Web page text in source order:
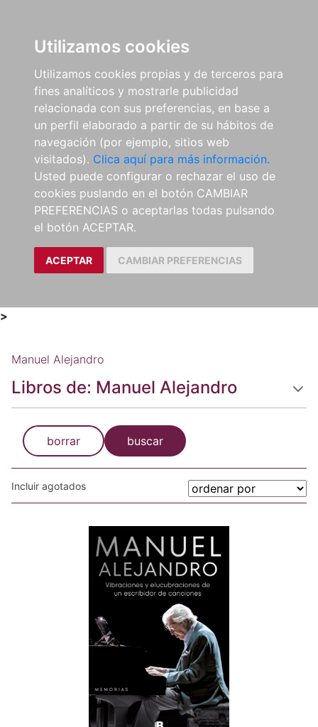
Utilizamos cookies
Utilizamos cookies propias y de terceros para
fines analíticos y mostrarle publicidad
relacionada con sus preferencias, en base a
un perfil elaborado a partir de su hábitos de
navegación (por ejemplo, sitios web
visitados). Clica aquí para más información.
Usted puede configurar o rechazar el uso de
cookies puslando en el botón CAMBIAR
PREFERENCIAS o aceptarlas todas pulsando
el botón ACEPTAR.
ACEPTAR CAMBIAR PREFERENCIAS
>
Manuel Alejandro
Libros de: Manuel Alejandro
borrar buscar
Incluir agotados